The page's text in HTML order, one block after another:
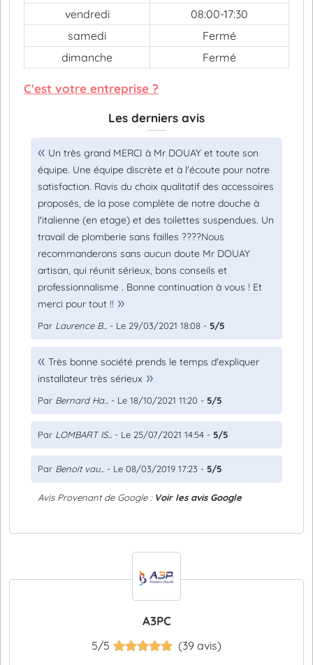
vendredi
08:00-17:30
samedi
Fermé
dimanche
Fermé
C'est votre entreprise ?
Les derniers avis
Un très grand MERCI à Mr DOUAY et toute son
équipe. Une équipe discrète et à l'écoute pour notre
satisfaction. Ravis du choix qualitatif des accessoires
proposés, de la pose complète de notre douche à
l'italienne (en etage) et des toilettes suspendues. Un
travail de plomberie sans failles ????Nous
recommanderons sans aucun doute Mr DOUAY
artisan, qui réunit sérieux, bons conseils et
professionnalisme . Bonne continuation à vous ! Et
merci pour tout !!
Par Laurence B... - Le 29/03/2021 18:08 - 5/5
Très bonne société prends le temps d'expliquer
installateur très sérieux
Par Bernard Ha... - Le 18/10/2021 11:20 - 5/5
Par LOMBART IS... - Le 25/07/2021 14:54 - 5/5
Par Benoit vau... - Le 08/03/2019 17:23 - 5/5
Avis Provenant de Google : Voir les avis Google
A3PC
5/5 (39 avis)